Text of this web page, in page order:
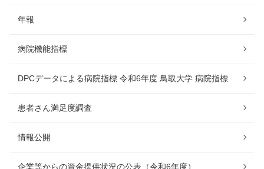
年報
病院機能指標
DPCデータによる病院指標 令和6年度 鳥取大学 病院指標
患者さん満足度調査
情報公開
企業等からの資金提供状況の公表（令和6年度）